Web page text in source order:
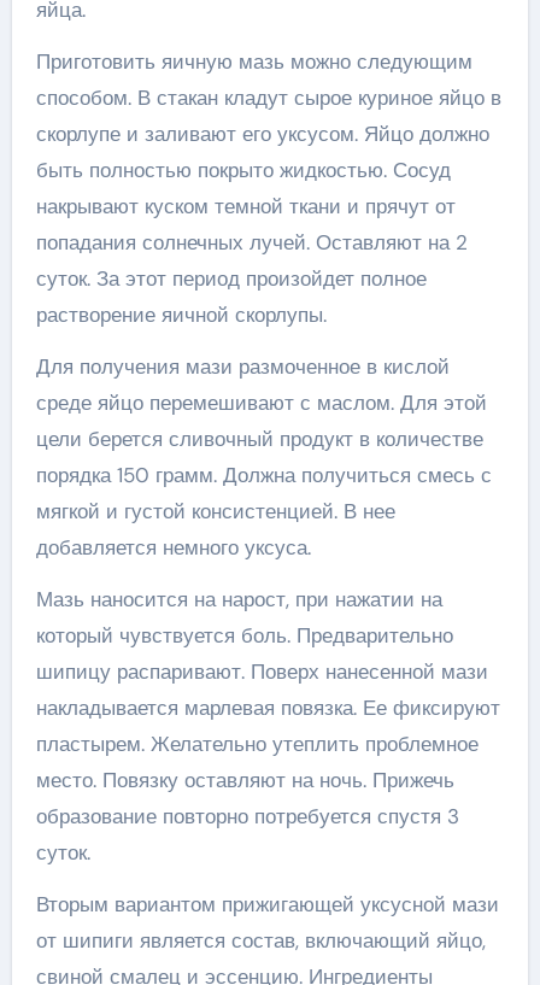
яйца.
Приготовить яичную мазь можно следующим
способом. В стакан кладут сырое куриное яйцо в
скорлупе и заливают его уксусом. Яйцо должно
быть полностью покрыто жидкостью. Сосуд
накрывают куском темной ткани и прячут от
попадания солнечных лучей. Оставляют на 2
суток. За этот период произойдет полное
растворение яичной скорлупы.
Для получения мази размоченное в кислой
среде яйцо перемешивают с маслом. Для этой
цели берется сливочный продукт в количестве
порядка 150 грамм. Должна получиться смесь с
мягкой и густой консистенцией. В нее
добавляется немного уксуса.
Мазь наносится на нарост, при нажатии на
который чувствуется боль. Предварительно
шипицу распаривают. Поверх нанесенной мази
накладывается марлевая повязка. Ее фиксируют
пластырем. Желательно утеплить проблемное
место. Повязку оставляют на ночь. Прижечь
образование повторно потребуется спустя 3
суток.
Вторым вариантом прижигающей уксусной мази
от шипиги является состав, включающий яйцо,
свиной смалец и эссенцию. Ингредиенты